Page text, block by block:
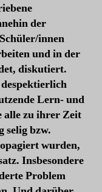
der
innen
und in der
diskutiert.
Lern- und
alle zu ihrer Zeit
selig bzw.
wurden,
Insbesondere
Problem